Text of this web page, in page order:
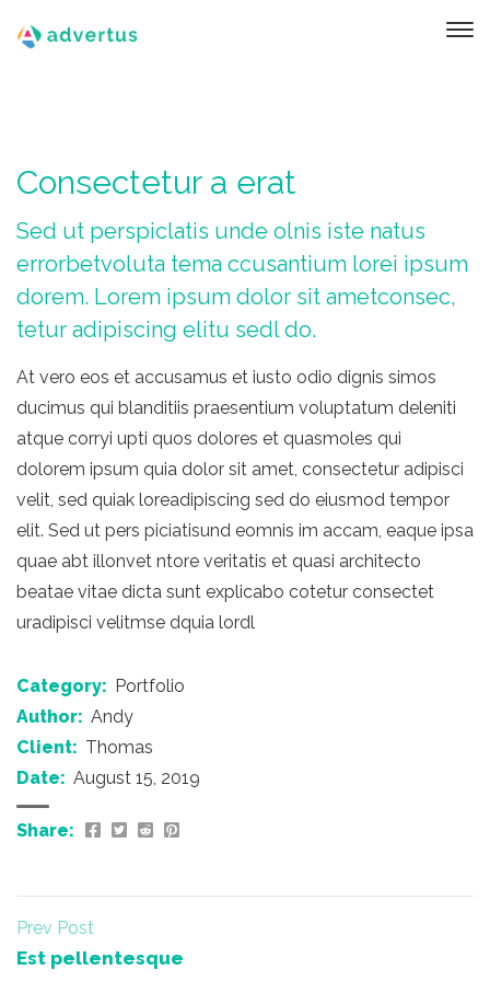
Consectetur a erat
Sed ut perspiclatis unde olnis iste natus
errorbetvoluta tema ccusantium lorei ipsum
dorem. Lorem ipsum dolor sit ametconsec,
tetur adipiscing elitu sedl do.
At vero eos et accusamus et iusto odio dignis simos
ducimus qui blanditiis praesentium voluptatum deleniti
atque corryi upti quos dolores et quasmoles qui
dolorem ipsum quia dolor sit amet, consectetur adipisci
velit, sed quiak loreadipiscing sed do eiusmod tempor
elit. Sed ut pers piciatisund eomnis im accam, eaque ipsa
quae abt illonvet ntore veritatis et quasi architecto
beatae vitae dicta sunt explicabo cotetur consectet
uradipisci velitmse dquia lordl
Category: Portfolio
Author: Andy
Client: Thomas
Date: August 15, 2019
Share:
Prev Post
Est pellentesque